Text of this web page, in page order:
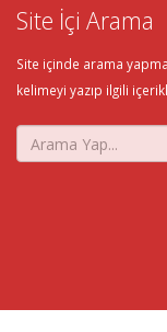
Site İçi Arama
Site içinde arama
kelimeyi yazıp ilgili